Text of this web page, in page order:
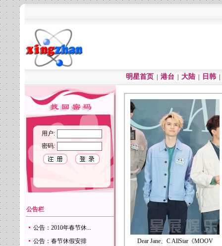
明星首页 港台 大陆 日韩
用户:
密码:
公告栏
公告：2010年春节休...
公告：春节休假安排
Dear Jane、C AllStar《MOOV